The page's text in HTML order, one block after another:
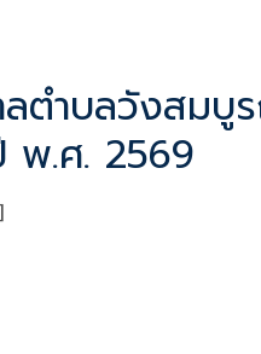
ลตำบลวังสม
พ.ศ. 2569